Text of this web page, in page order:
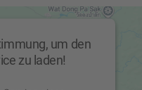
um den
zu laden!